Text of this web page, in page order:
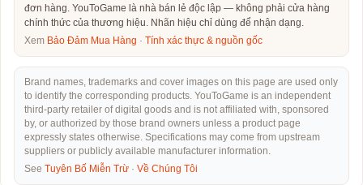
đơn hàng. YouToGame là nhà bán lẻ độc lập — không phải cửa hàng
chính thức của thương hiệu. Nhãn hiệu chỉ dùng để nhận dạng.
Xem Bảo Đảm Mua Hàng · Tính xác thực & nguồn gốc
Brand names, trademarks and cover images on this page are used only
to identify the corresponding products. YouToGame is an independent
third-party retailer of digital goods and is not affiliated with, sponsored
by, or authorized by those brand owners unless a product page
expressly states otherwise. Specifications may come from upstream
suppliers or publicly available manufacturer information.
See Tuyên Bố Miễn Trừ · Về Chúng Tôi